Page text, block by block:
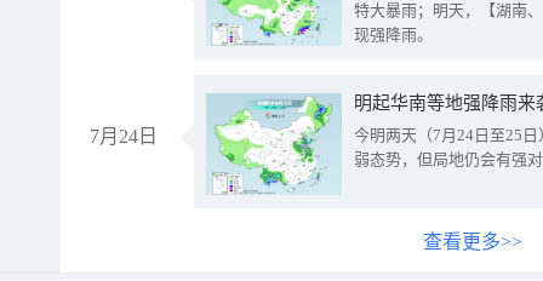
特大暴雨；明天，【湖南
现强降雨。
7月24日
明起华南等地强降雨
今明两天（7月24日至25
弱态势，但局地仍会有强
查看更多>>